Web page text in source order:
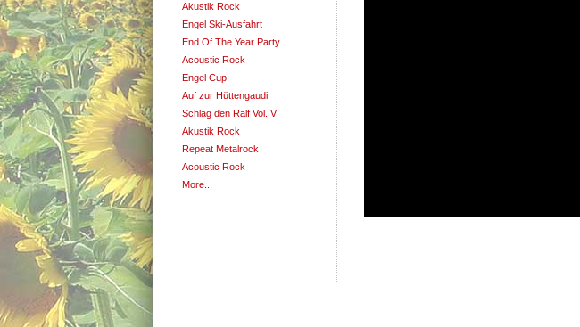
Akustik Rock
Engel Ski-Ausfahrt
End Of The Year Party
Acoustic Rock
Engel Cup
Auf zur Hüttengaudi
Schlag den Ralf Vol. V
Akustik Rock
Repeat Metalrock
Acoustic Rock
More...